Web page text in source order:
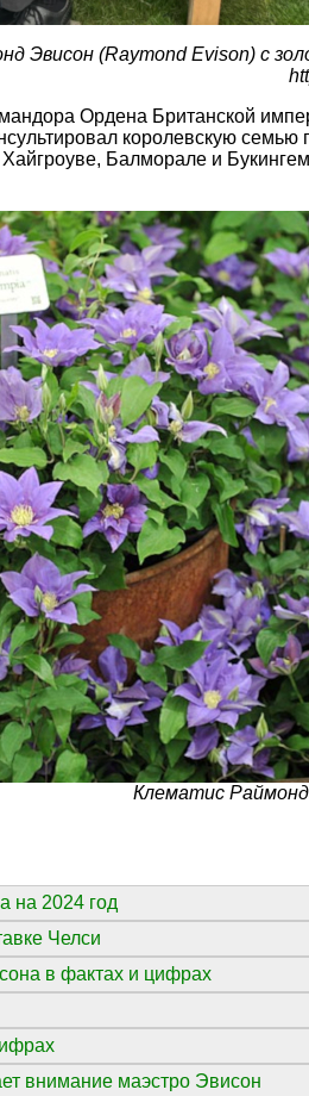
Эвисон (Raymond Evison) с
Ордена Британской
королевскую
Балморале и
Клематис
на 2024 год
Челси
в фактах и цифрах
внимание маэстро Эвисон